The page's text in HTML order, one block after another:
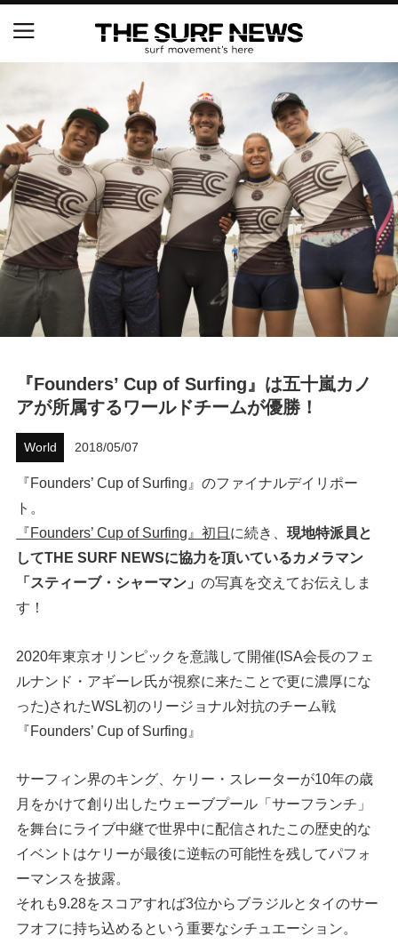
『Founders’ Cup of Surfing』は五十嵐カノ
アが所属するワールドチームが優勝！
World 2018/05/07
『Founders’ Cup of Surfing』のファイナルデイリポー
ト。
『Founders’ Cup of Surfing』初日 に続き、現地特派員と
してTHE SURF NEWSに協力を頂いているカメラマン
「スティーブ・シャーマン」の写真を交えてお伝えしま
す！
2020年東京オリンピックを意識して開催(ISA会長のフェ
ルナンド・アギーレ氏が視察に来たことで更に濃厚にな
った)されたWSL初のリージョナル対抗のチーム戦
『Founders’ Cup of Surfing』
サーフィン界のキング、ケリー・スレーターが10年の歳
月をかけて創り出したウェーブプール「サーフランチ」
を舞台にライブ中継で世界中に配信されたこの歴史的な
イベントはケリーが最後に逆転の可能性を残してパフォ
ーマンスを披露。
それも9.28をスコアすれば3位からブラジルとタイのサー
フオフに持ち込めるという重要なシチュエーション。
NSAと茅ヶ崎市が包括連携協定を締結 自治体との
協定は全国初、サーフィンを軸に地域活性化へ
【五十嵐カノア独占インタビュー】旧友レオ、ジャ
ックとの豪華プライベートセッション
S.ONE ショート＆ロング開幕戦・現地リポート（高
橋みなと）
ニュース
製品情報
試合
イベント・リリース
FOLLOW US ON